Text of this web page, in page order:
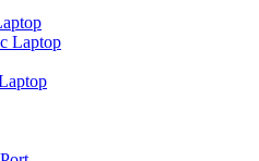
Laptop